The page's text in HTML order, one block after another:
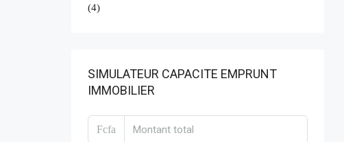
(4)
SIMULATEUR CAPACITE EMPRUNT
IMMOBILIER
Fcfa